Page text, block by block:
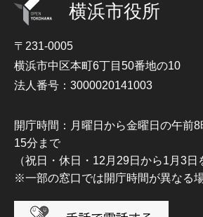
横浜市役所
〒231-0005
横浜市中区本町6丁目50番地の10
法人番号：3000020141003
開庁時間：月曜日から金曜日の午前
15分まで
（祝日・休日・12月29日から1月3日
※一部の窓口では開庁時間が異なる